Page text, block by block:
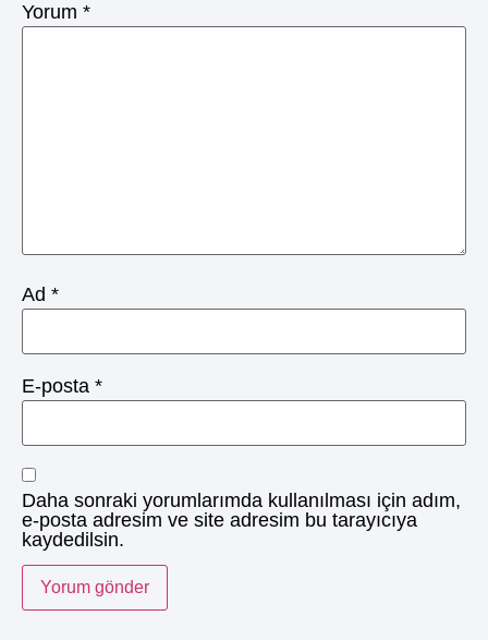
Yorum *
Ad *
E-posta *
Daha sonraki yorumlarımda kullanılması için adım,
e-posta adresim ve site adresim bu tarayıcıya
kaydedilsin.